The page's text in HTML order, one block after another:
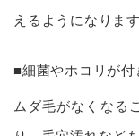
えるようになります
■細菌やホコリが付
ムダ毛がなくなる